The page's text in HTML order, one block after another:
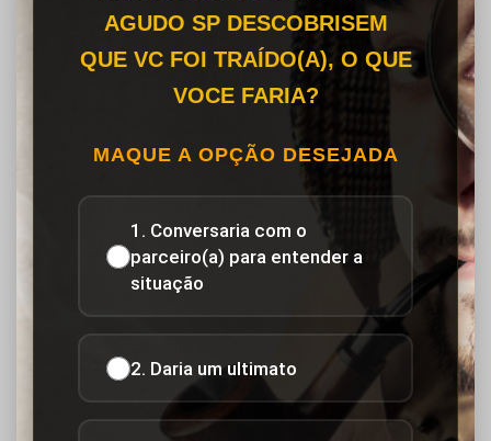
AGUDO SP DESCOBRISEM
QUE VC FOI TRAÍDO(A), O QUE
VOCE FARIA?
MAQUE A OPÇÃO DESEJADA
1. Conversaria com o
parceiro(a) para entender a
situação
2. Daria um ultimato